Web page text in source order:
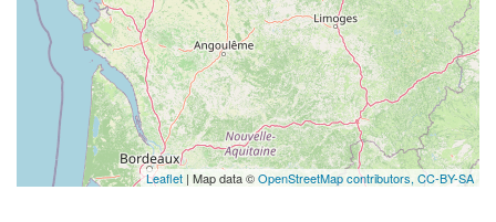
Leaflet | Map data ©OpenStreetMap contributors, CC-BY-SA